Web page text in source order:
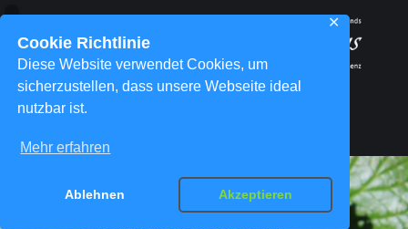
Cookie Richtlinie
Diese Website verwendet Cookies, um
sicherzustellen, dass unsere Webseite ideal
nutzbar ist.
Mehr erfahren
Ablehnen Akzeptieren
✕
Schlagwort-Archiv:Schmarotzer